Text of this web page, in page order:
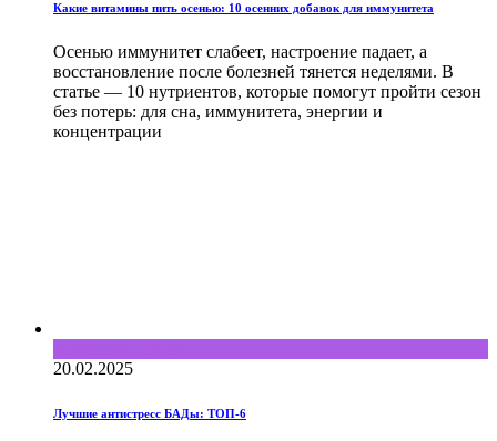
Какие витамины пить осенью: 10 осенних добавок для иммунитета
Осенью иммунитет слабеет, настроение падает, а
восстановление после болезней тянется неделями. В
статье — 10 нутриентов, которые помогут пройти сезон
без потерь: для сна, иммунитета, энергии и
концентрации
20.02.2025
Лучшие антистресс БАДы: ТОП-6